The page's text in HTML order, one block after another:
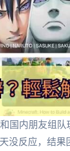
国内朋友组
没反应，结